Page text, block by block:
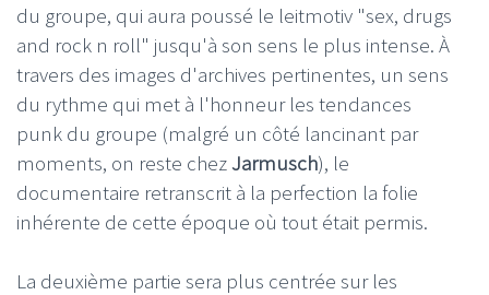
du groupe, qui aura poussé le leitmotiv "sex, drugs
and rock n roll" jusqu'à son sens le plus intense. À
travers des images d'archives pertinentes, un sens
du rythme qui met à l'honneur les tendances
punk du groupe (malgré un côté lancinant par
moments, on reste chezJarmusch), le
documentaire retranscrit à la perfection la folie
inhérente de cette époque où tout était permis.
La deuxième partie sera plus centrée sur les